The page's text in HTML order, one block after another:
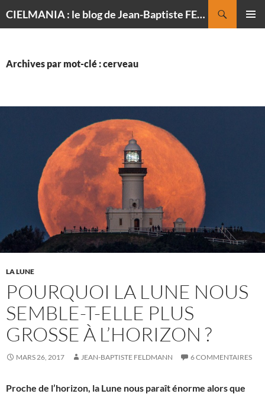
CIELMANIA : le blog de Jean-Baptiste FELDMANN, photographe du ciel
Archives par mot-clé : cerveau
LA LUNE
POURQUOI LA LUNE NOUS
SEMBLE-T-ELLE PLUS
GROSSE À L’HORIZON ?
MARS 26, 2017 JEAN-BAPTISTE FELDMANN 6 COMMENTAIRES
Proche de l’horizon, la Lune nous paraît énorme alors que